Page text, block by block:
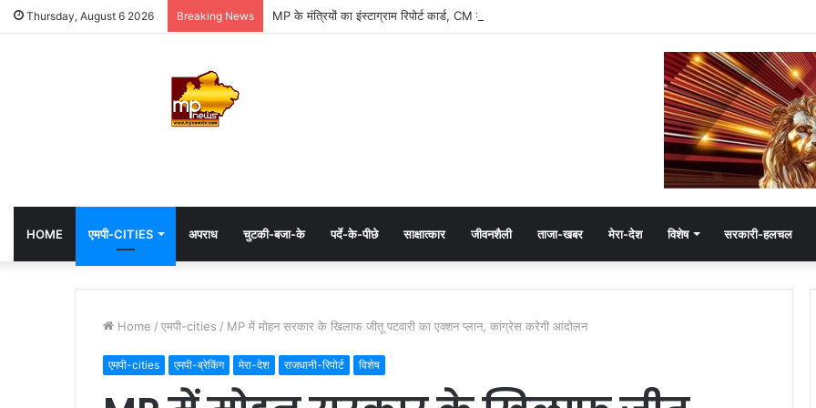
Thursday, August 6 2026 Breaking News MP के मंत्रियों का इंस्टाग्राम रिपोर्ट कार्ड, CM मोहन यादव के इतने फॉलोअर्स
HOME एमपी-CITIES अपराध चुटकी-बजा-के पर्दे-के-पीछे साक्षात्कार जीवनशैली ताजा-खबर मेरा-देश विशेष सरकारी-हलचल
Home / एमपी-cities / MP में मोहन सरकार के खिलाफ जीतू पटवारी का एक्शन प्लान, कांग्रेस करेगी आंदोलन
एमपी-cities एमपी-ब्रेकिंग मेरा-देश राजधानी-रिपोर्ट विशेष